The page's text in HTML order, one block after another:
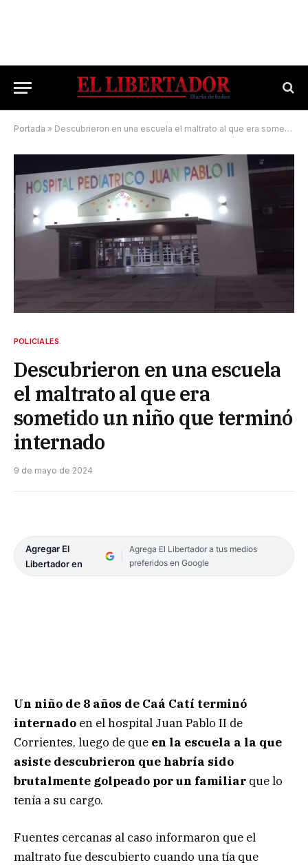
Portada » Descubrieron en una escuela el maltrato al que era sometido un niño que terminó internado
POLICIALES
Descubrieron en una escuela
el maltrato al que era
sometido un niño que terminó
internado
9 de mayo de 2024
Agregar El
Libertador en
Agrega El Libertador a tus medios
preferidos en Google
Un niño de 8 años de Caá Catí terminó
internado en el hospital Juan Pablo II de
Corrientes, luego de que en la escuela a la que
asiste descubrieron que habría sido
brutalmente golpeado por un familiar que lo
tenía a su cargo.
Fuentes cercanas al caso informaron que el
maltrato fue descubierto cuando una tía que